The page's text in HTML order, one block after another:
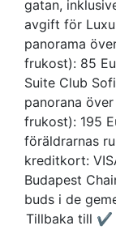
gatan,
avgift för
panorama
frukost): 85
Suite Club
panorana
frukost): 195
föräldrarnas
kreditkort:
Budapest
buds i de
Tillbaka till ✔️